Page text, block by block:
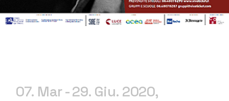
07. Mar 29. Giu. 2020